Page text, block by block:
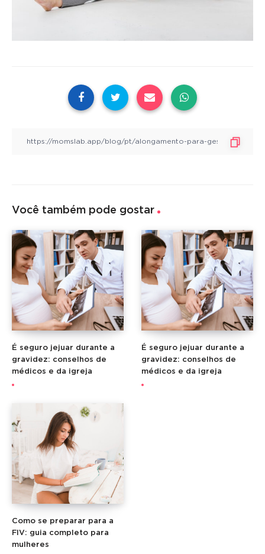
Você também pode gostar
É seguro jejuar durante a
gravidez: conselhos de
médicos e da igreja
É seguro jejuar durante a
gravidez: conselhos de
médicos e da igreja
Como se preparar para a
FIV: guia completo para
mulheres